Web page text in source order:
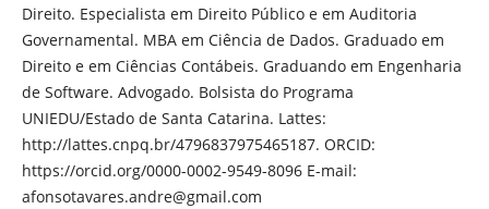
Direito. Especialista em Direito Público e em Auditoria
Governamental. MBA em Ciência de Dados. Graduado em
Direito e em Ciências Contábeis. Graduando em Engenharia
de Software. Advogado. Bolsista do Programa
UNIEDU/Estado de Santa Catarina. Lattes:
http://lattes.cnpq.br/4796837975465187. ORCID:
https://orcid.org/0000-0002-9549-8096 E-mail:
afonsotavares.andre@gmail.com